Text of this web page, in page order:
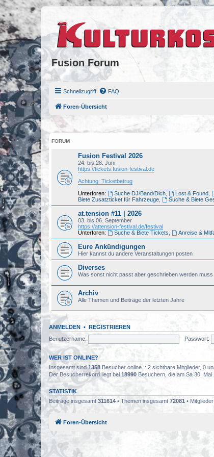
Fusion Forum
Schnellzugriff FAQ
Foren-Übersicht
FORUM
Fusion Festival 2026
24. bis 28. Juni
https://tickets.fusion-festival.de
Achtung: Ticketbetrug
Unterforen:
Suche DJ/Band/Dich, Lost & Found,
Biete Zusatzticket für Fahrzeuge
Suche & Biete
at.tension #11 | 2026
03. bis 06. September
https://attension-festival.de/festival
Unterforen:
Suche & Biete Tickets Anreise &
Eure Ankündigungen
Hier kannst du andere Veranstaltungen posten
Diverses
Was sonst nicht passt aber geschrieben werden muss
Archiv
Alle Themen und Beiträge der letzten Jahre
ANMELDEN • REGISTRIEREN
Benutzername:
Passwort:
WER IST ONLINE?
Insgesamt sind1358 Besucher online :: 2 sichtbare Mitglieder, 0
Der Besucherrekord liegt bei 18990 Besuchern, die am Sa 30. Mai
STATISTIK
Beiträge insgesamt 311614 • Themen insgesamt 72081 •
Foren-Übersicht